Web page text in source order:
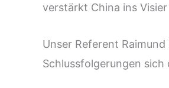
verstärkt China ins
Unser Referent
Schlussfolgerungen sich